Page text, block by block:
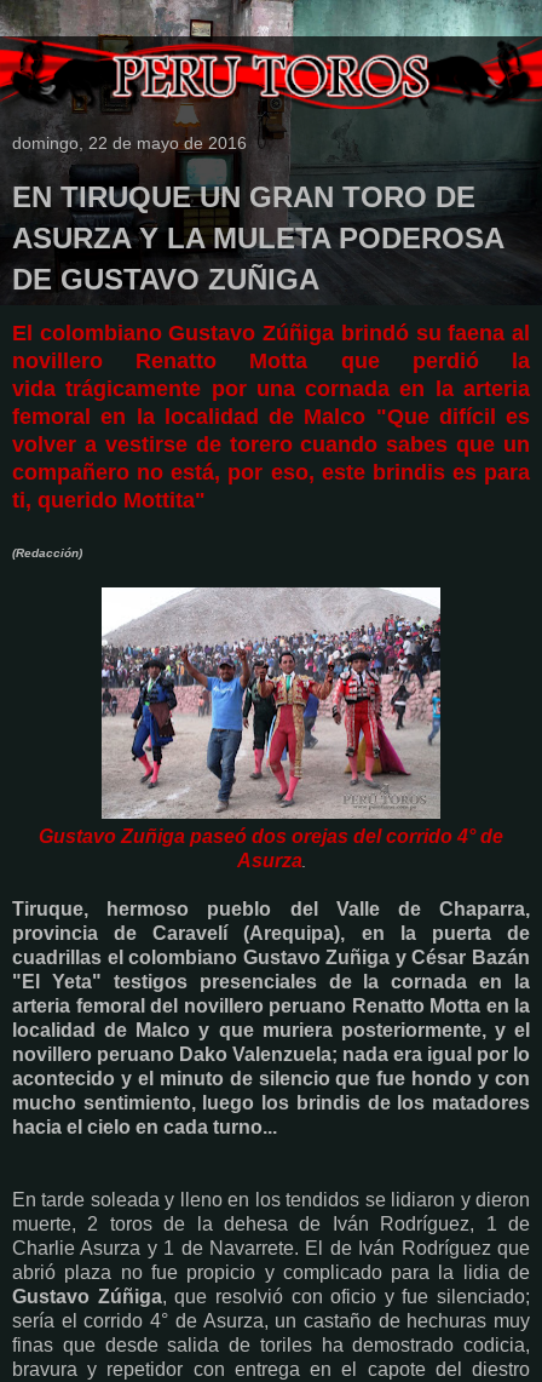
domingo, 22 de mayo de 2016
EN TIRUQUE UN GRAN TORO DE
ASURZA Y LA MULETA PODEROSA
DE GUSTAVO ZUÑIGA
El colombiano Gustavo Zúñiga brindó su faena al
novillero Renatto Motta que perdió la
vida trágicamente por una cornada en la arteria
femoral en la localidad de Malco "Que difícil es
volver a vestirse de torero cuando sabes que un
compañero no está, por eso, este brindis es para
ti, querido Mottita"
(Redacción)
Gustavo Zuñiga paseó dos orejas del corrido 4° de
Asurza.
Tiruque, hermoso pueblo del Valle de Chaparra,
provincia de Caravelí (Arequipa), en la puerta de
cuadrillas el colombiano Gustavo Zuñiga y César Bazán
"El Yeta" testigos presenciales de la cornada en la
arteria femoral del novillero peruano Renatto Motta en la
localidad de Malcoy que muriera posteriormente, y el
novillero peruano Dako Valenzuela; nada era igual por lo
acontecido y el minuto de silencio que fue hondoy con
mucho sentimiento, luego los brindis de los matadores
hacia el cielo en cada turno...
En tarde soleada y lleno en los tendidos se lidiaron y dieron
muerte, 2 toros de la dehesa de Iván Rodríguez, 1 de
Charlie Asurza y 1 de Navarrete. El de Iván Rodríguez que
abrió plaza no fue propicio y complicado para la lidia de
Gustavo Zúñiga, que resolvió con oficio y fue silenciado;
sería el corrido 4° de Asurza, un castaño de hechuras muy
finas que desde salida de toriles ha demostrado codicia,
bravura y repetidor con entrega en el capote del diestro